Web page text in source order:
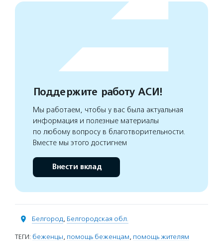
Поддержите работу АСИ!
Мы работаем, чтобы у вас была актуальная
информация и полезные материалы
по любому вопросу в благотворительности.
Вместе мы этого достигнем
Внести вклад
Белгород, Белгородская обл.
ТЕГИ: беженцы, помощь беженцам, помощь жителям